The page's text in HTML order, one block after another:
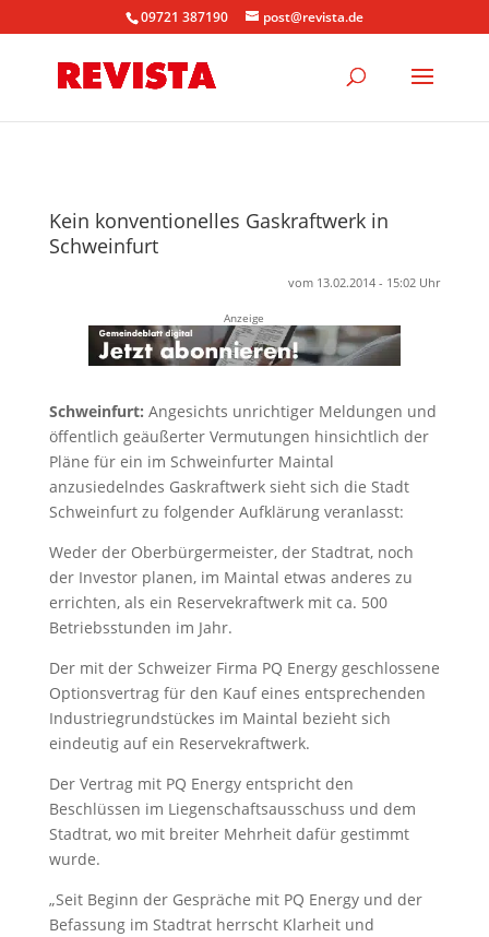
09721 387190 post@revista.de
Kein konventionelles Gaskraftwerk in
Schweinfurt
vom 13.02.2014 - 15:02 Uhr
Anzeige
Schweinfurt: Angesichts unrichtiger Meldungen und
öffentlich geäußerter Vermutungen hinsichtlich der
Pläne für ein im Schweinfurter Maintal
anzusiedelndes Gaskraftwerk sieht sich die Stadt
Schweinfurt zu folgender Aufklärung veranlasst:
Weder der Oberbürgermeister, der Stadtrat, noch
der Investor planen, im Maintal etwas anderes zu
errichten, als ein Reservekraftwerk mit ca. 500
Betriebsstunden im Jahr.
Der mit der Schweizer Firma PQ Energy geschlossene
Optionsvertrag für den Kauf eines entsprechenden
Industriegrundstückes im Maintal bezieht sich
eindeutig auf ein Reservekraftwerk.
Der Vertrag mit PQ Energy entspricht den
Beschlüssen im Liegenschaftsausschuss und dem
Stadtrat, wo mit breiter Mehrheit dafür gestimmt
wurde.
„Seit Beginn der Gespräche mit PQ Energy und der
Befassung im Stadtrat herrscht Klarheit und